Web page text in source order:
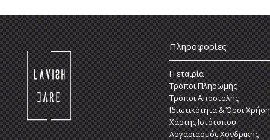
Πληροφορίες
Η εταιρία
Τρόποι Πληρωμής
Τρόποι Αποστολής
Ιδιωτικότητα & Όροι
Χάρτης Ιστότοπου
Λογαριασμός Χονδρικής